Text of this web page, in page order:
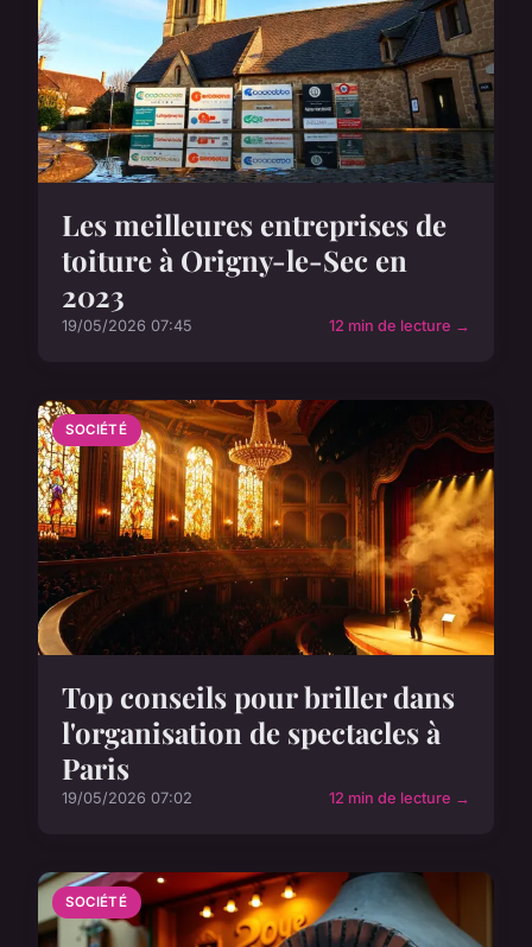
Les meilleures entreprises de
toiture à Origny-le-Sec en
2023
19/05/2026 07:45 12 min de lecture →
SOCIÉTÉ
Top conseils pour briller dans
l'organisation de spectacles à
Paris
19/05/2026 07:02 12 min de lecture →
SOCIÉTÉ